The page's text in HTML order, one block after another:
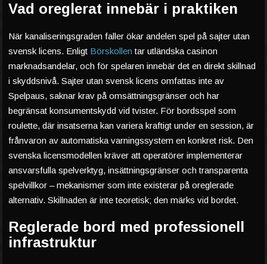
Vad oreglerat innebär i praktiken
När kanaliseringsgraden faller ökar andelen spel på sajter utan
svensk licens. Enligt Börskollen tar utländska casinon
marknadsandelar, och för spelaren innebär det en direkt skillnad
i skyddsnivå. Sajter utan svensk licens omfattas inte av
Spelpaus, saknar krav på omsättningsgränser och har
begränsat konsumentskydd vid tvister. För bordsspel som
roulette, där insatserna kan variera kraftigt under en session, är
frånvaron av automatiska varningssystem en konkret risk. Den
svenska licensmodellen kräver att operatörer implementerar
ansvarsfulla spelverktyg, insättningsgränser och transparenta
spelvillkor – mekanismer som inte existerar på oreglerade
alternativ. Skillnaden är inte teoretisk; den märks vid bordet.
Reglerade bord med professionell
infrastruktur